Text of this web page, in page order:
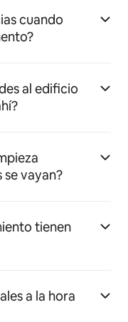
cuando
al edificio
se vayan?
tienen
a la hora